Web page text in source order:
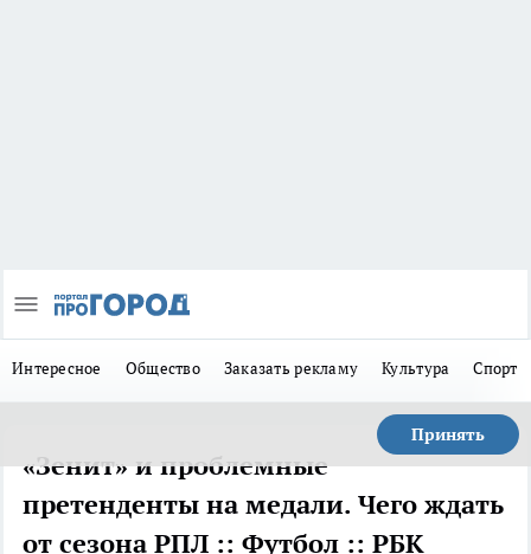
Интересное Общество Заказать рекламу Культура Спорт
Принять
«Зенит» и проблемные
претенденты на медали. Чего ждать
от сезона РПЛ :: Футбол :: РБК